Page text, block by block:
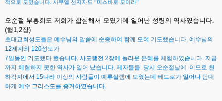
적으로
모였습니다 사무엘 선지자도 “미스바로 모이라”
오순절 부흥회도 저희가 합심해서 모였기에 일어난 성령의 역사였습니다.
(행1,2장)
초대교회성도들은 예수님의 말씀에 순종하여 함께 모여 기도했습니다. 예수님의
12제자와 120성도가
7일동안 기도했다 했습니다. 사도행전 2장에 놀라운 은혜를 체험하였습니다. 지금
까지 체험하지 못한 역사가 일어 났습니다. 제자들을 당시 오순절날에 이므로 천
하각지에서 15나라 이상의 사람들이 예루살렘에 모였는데 베드로가 일어나 담대
하게 예수 그리스도를 증거하였습니다.